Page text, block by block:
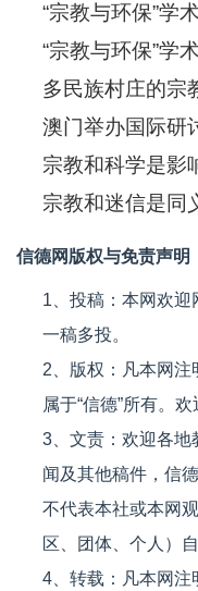
“宗教与环保”学
“宗教与环保”学
多民族村庄的宗
宗教和科学是影
宗教和迷信是同
信德网版权与免责声明
1、投稿：本网欢
一稿多投。
2、版权：凡本网注
属于“信德”所有。
3、文责：欢迎各地
闻及其他稿件，信
不代表本社或本网
区、团体、个人）自
4、转载：凡本网注